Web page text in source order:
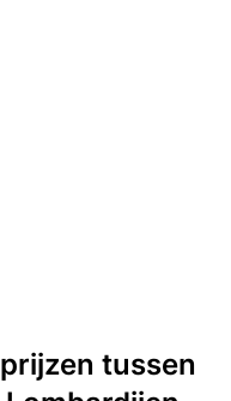
tussen